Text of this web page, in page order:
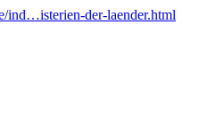
ind…isterien-der-laender.html